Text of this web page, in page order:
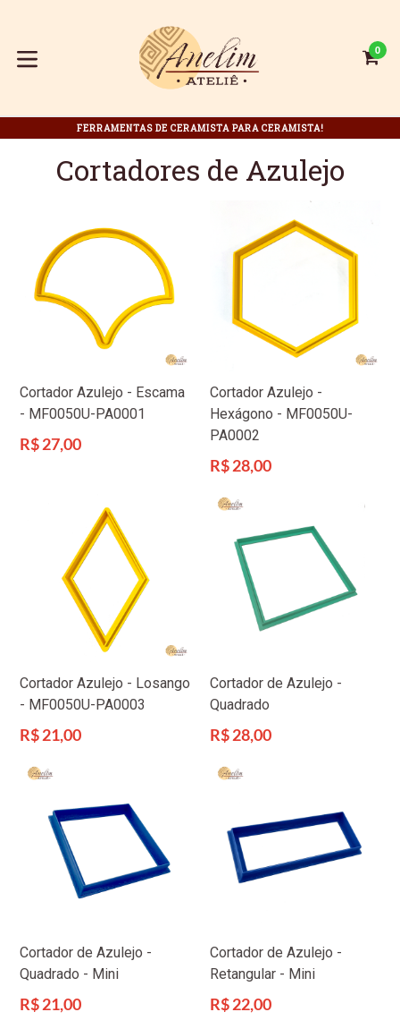
conteúdo
0
FERRAMENTAS DE CERAMISTA PARA CERAMISTA!
Cortadores de Azulejo
Cortador Azulejo - Escama
- MF0050U-PA0001
Preço
R$ 27,00
Cortador Azulejo -
Hexágono - MF0050U-
PA0002
Preço
R$ 28,00
Cortador Azulejo - Losango
- MF0050U-PA0003
Preço
R$ 21,00
Cortador de Azulejo -
Quadrado
Preço
R$ 28,00
Cortador de Azulejo -
Quadrado - Mini
Preço
R$ 21,00
Cortador de Azulejo -
Retangular - Mini
Preço
R$ 22,00